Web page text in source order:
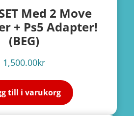
Med 2 Move
+ Ps5 Adapter!
(BEG)
1,500.00kr
till i varukorg